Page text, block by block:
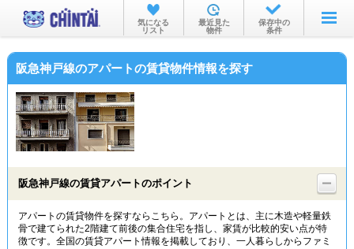
お部屋を探す
沿線・駅から
物件特集から
TOP
気になる
リスト
最近見た
物件
保存中の
条件
阪急神戸線のアパートの賃貸物件情報を探す
阪急神戸線の賃貸アパートのポイント
アパートの賃貸物件を探すならこちら。アパートとは、主に木造や軽量鉄
骨で建てられた2階建て前後の集合住宅を指し、家賃が比較的安い点が特
徴です。全国の賃貸アパート情報を掲載しており、一人暮らしからファミ